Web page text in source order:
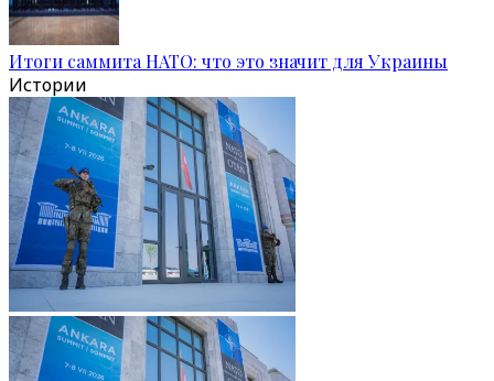
Итоги саммита НАТО: что это значит для Украины
Истории